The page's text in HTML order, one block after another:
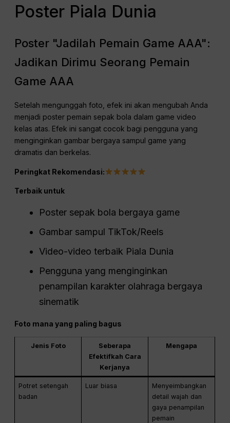
Poster Piala Dunia
Poster "Jadilah Pemain Game AAA":
Jadikan Dirimu Seorang Pemain
Game AAA
Setelah mengunggah foto, efek ini akan mengubah Anda
menjadi poster pemain sepak bola dalam game video
kelas atas. Efek ini sangat cocok bagi pengguna yang
menginginkan gambar bergaya sampul game yang
dramatis dan berkelas.
Peringkat Rekomendasi:
Terbaik untuk
Poster sepak bola bergaya game
Gambar sampul TikTok/Reels
Video-video terbaik Piala Dunia
Pengguna yang menginginkan
penampilan karakter olahraga bergaya
sinematik
Foto mana yang paling bagus
Jenis Foto
Seberapa
Efektifkah Cara
Kerjanya
Mengapa
Potret setengah
badan
Luar biasa
Menyeimbangkan
detail wajah dan
gaya penampilan
pemain